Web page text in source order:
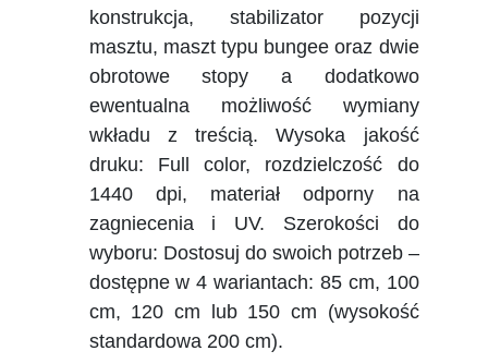
konstrukcja, stabilizator pozycji
masztu, maszt typu bungee oraz dwie
obrotowe stopy a dodatkowo
ewentualna możliwość wymiany
wkładu z treścią. Wysoka jakość
druku: Full color, rozdzielczość do
1440 dpi, materiał odporny na
zagniecenia i UV. Szerokości do
wyboru: Dostosuj do swoich potrzeb –
dostępne w 4 wariantach: 85 cm, 100
cm, 120 cm lub 150 cm (wysokość
standardowa 200 cm).